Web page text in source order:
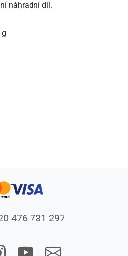
náhradní díl.
g
476 731 297